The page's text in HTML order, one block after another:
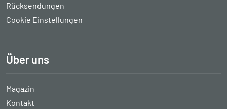
Rücksendungen
Cookie Einstellungen
Über uns
Magazin
Kontakt